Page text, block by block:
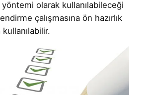
olarak kullanılabileceği
çalışmasına ön hazırlık